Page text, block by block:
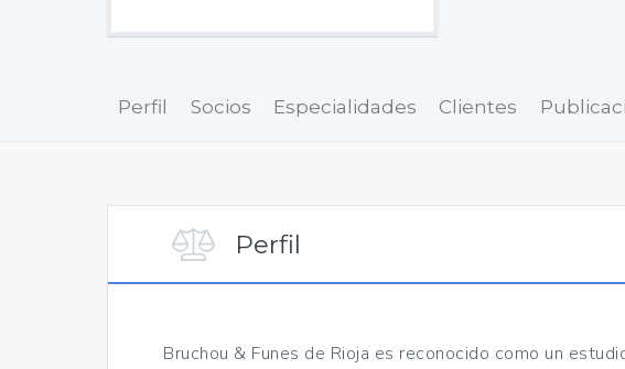
Perfil Socios Especialidades Clientes
Perfil
Bruchou & Funes de Rioja es reconocido como un